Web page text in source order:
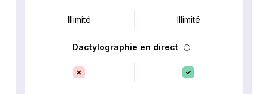
Illimité Illimité
Dactylographie en direct